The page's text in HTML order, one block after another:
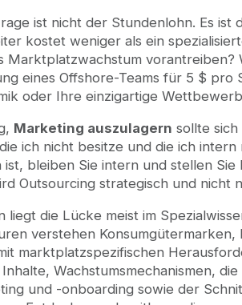
ist nicht der Stundenlohn. Es ist
kostet weniger als ein
Marktplatzwachstum vorantreiben?
eines Offshore-Teams für 5 $ pro
oder Ihre einzigartige
Marketing auszulagern sollte
ich nicht besitze und die ich
bleiben Sie intern und stellen Sie
Outsourcing strategisch und nicht
liegt die Lücke meist im
verstehen Konsumgütermarken,
marktplatzspezifischen
Wachstumsmechanismen,
und -onboarding sowie der